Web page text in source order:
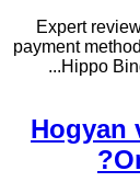
Expert
payment
Hippo
Hogyan